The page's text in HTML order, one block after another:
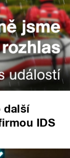
další
IDS